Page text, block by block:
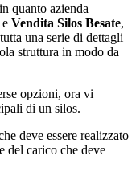
quanto azienda
Vendita Silos Besate,
una serie di dettagli
struttura in modo da
opzioni, ora vi
di un silos.
deve essere realizzato
del carico che deve